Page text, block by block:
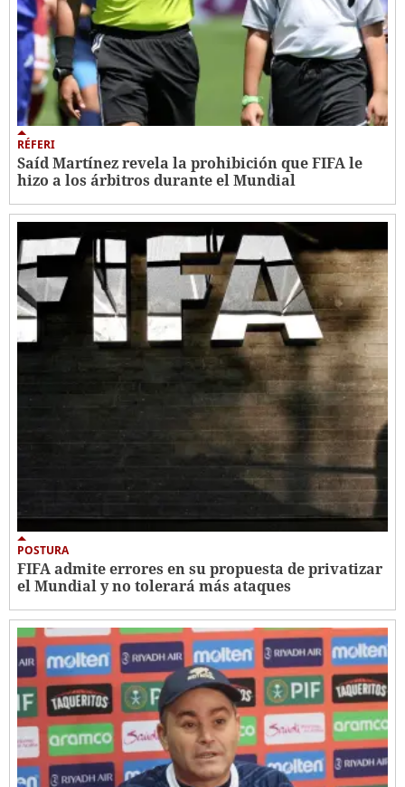
RÉFERI
Saíd Martínez revela la prohibición que FIFA le
hizo a los árbitros durante el Mundial
POSTURA
FIFA admite errores en su propuesta de privatizar
el Mundial y no tolerará más ataques